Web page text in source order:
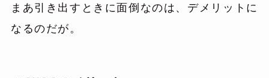
まあ引き出すときに面倒なのは、デメリットに
なるのだが。